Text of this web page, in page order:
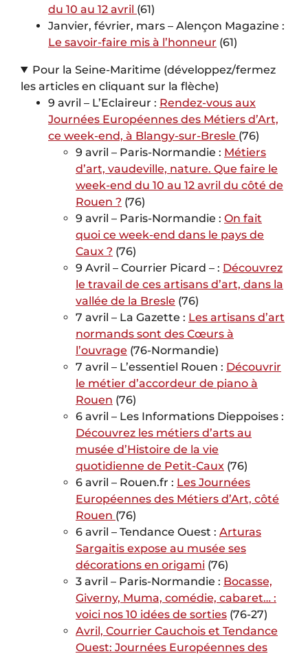
du 10 au 12 avril (61)
Janvier, février, mars – Alençon Magazine :
Le savoir-faire mis à l’honneur (61)
Pour la Seine-Maritime (développez/fermez
les articles en cliquant sur la flèche)
9 avril – L’Eclaireur : Rendez-vous aux
Journées Européennes des Métiers d’Art,
ce week-end, à Blangy-sur-Bresle (76)
9 avril – Paris-Normandie : Métiers
d’art, vaudeville, nature. Que faire le
week-end du 10 au 12 avril du côté de
Rouen ? (76)
9 avril – Paris-Normandie : On fait
quoi ce week-end dans le pays de
Caux ? (76)
9 Avril – Courrier Picard – : Découvrez
le travail de ces artisans d’art, dans la
vallée de la Bresle (76)
7 avril – La Gazette : Les artisans d’art
normands sont des Cœurs à
l’ouvrage (76-Normandie)
7 avril – L’essentiel Rouen : Découvrir
le métier d’accordeur de piano à
Rouen (76)
6 avril – Les Informations Dieppoises :
Découvrez les métiers d’arts au
musée d’Histoire de la vie
quotidienne de Petit-Caux (76)
6 avril – Rouen.fr : Les Journées
Européennes des Métiers d’Art, côté
Rouen (76)
6 avril – Tendance Ouest : Arturas
Sargaitis expose au musée ses
décorations en origami (76)
3 avril – Paris-Normandie : Bocasse,
Giverny, Muma, comédie, cabaret… :
voici nos 10 idées de sorties (76-27)
Avril, Courrier Cauchois et Tendance
Ouest: Journées Européennes des